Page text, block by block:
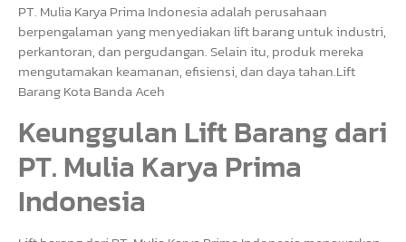
PT. Mulia Karya Prima Indonesia adalah perusahaan
berpengalaman yang menyediakan lift barang untuk industri,
perkantoran, dan pergudangan. Selain itu, produk mereka
mengutamakan keamanan, efisiensi, dan daya tahan.Lift
Barang Kota Banda Aceh
Keunggulan Lift Barang dari
PT. Mulia Karya Prima
Indonesia